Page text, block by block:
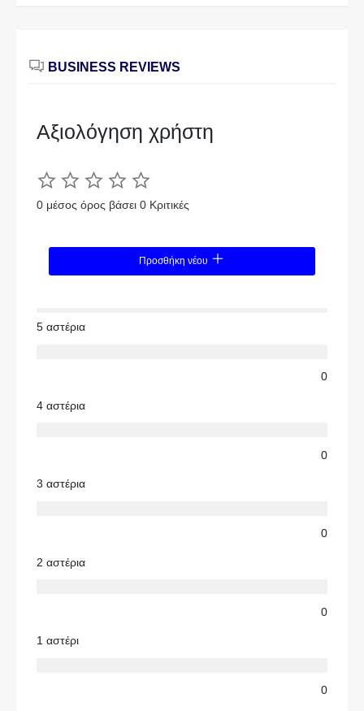
BUSINESS REVIEWS
Αξιολόγηση χρήστη
0 μέσος όρος βάσει 0 Κριτικές
Προσθήκη νέου
5 αστέρια
0
4 αστέρια
0
3 αστέρια
0
2 αστέρια
0
1 αστέρι
0